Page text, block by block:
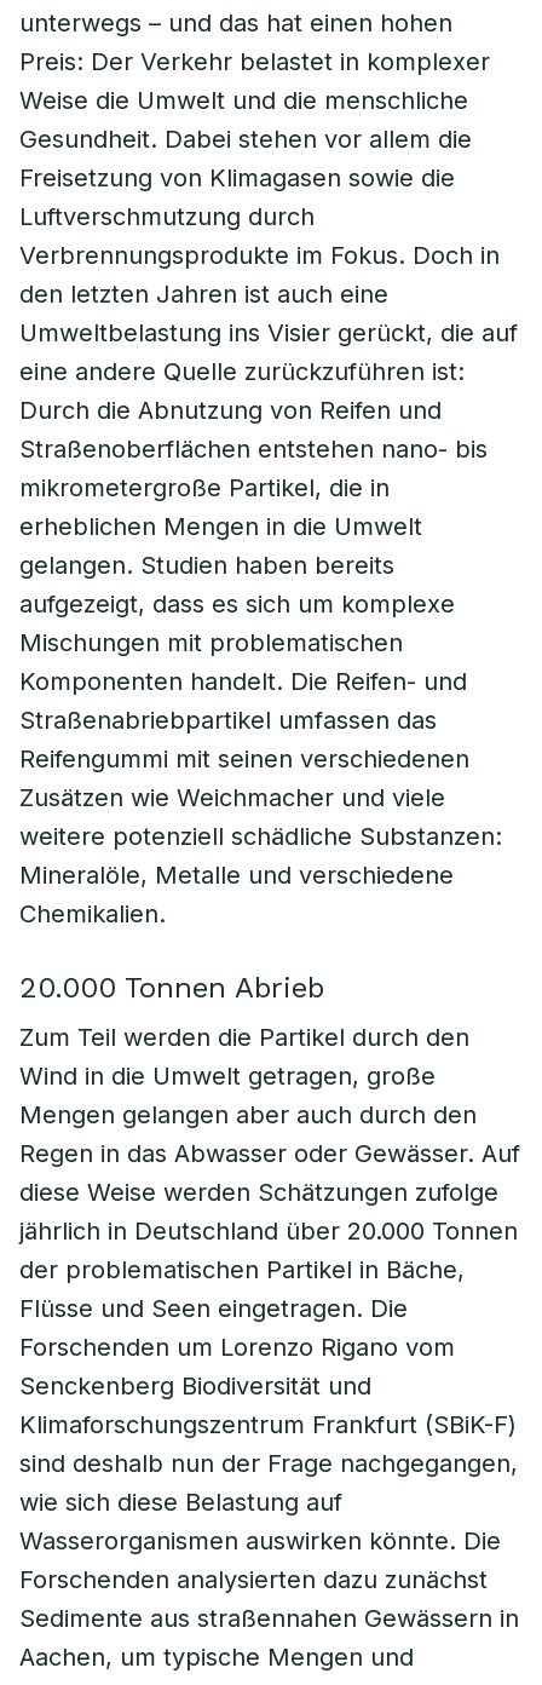
unterwegs – und das hat einen hohen
Preis: Der Verkehr belastet in komplexer
Weise die Umwelt und die menschliche
Gesundheit. Dabei stehen vor allem die
Freisetzung von Klimagasen sowie die
Luftverschmutzung durch
Verbrennungsprodukte im Fokus. Doch in
den letzten Jahren ist auch eine
Umweltbelastung ins Visier gerückt, die auf
eine andere Quelle zurückzuführen ist:
Durch die Abnutzung von Reifen und
Straßenoberflächen entstehen nano- bis
mikrometergroße Partikel, die in
erheblichen Mengen in die Umwelt
gelangen. Studien haben bereits
aufgezeigt, dass es sich um komplexe
Mischungen mit problematischen
Komponenten handelt. Die Reifen- und
Straßenabriebpartikel umfassen das
Reifengummi mit seinen verschiedenen
Zusätzen wie Weichmacher und viele
weitere potenziell schädliche Substanzen:
Mineralöle, Metalle und verschiedene
Chemikalien.
20.000 Tonnen Abrieb
Zum Teil werden die Partikel durch den
Wind in die Umwelt getragen, große
Mengen gelangen aber auch durch den
Regen in das Abwasser oder Gewässer. Auf
diese Weise werden Schätzungen zufolge
jährlich in Deutschland über 20.000 Tonnen
der problematischen Partikel in Bäche,
Flüsse und Seen eingetragen. Die
Forschenden um Lorenzo Rigano vom
Senckenberg Biodiversität und
Klimaforschungszentrum Frankfurt (SBiK-F)
sind deshalb nun der Frage nachgegangen,
wie sich diese Belastung auf
Wasserorganismen auswirken könnte. Die
Forschenden analysierten dazu zunächst
Sedimente aus straßennahen Gewässern in
Aachen, um typische Mengen und